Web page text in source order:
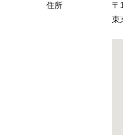
住所
〒
東